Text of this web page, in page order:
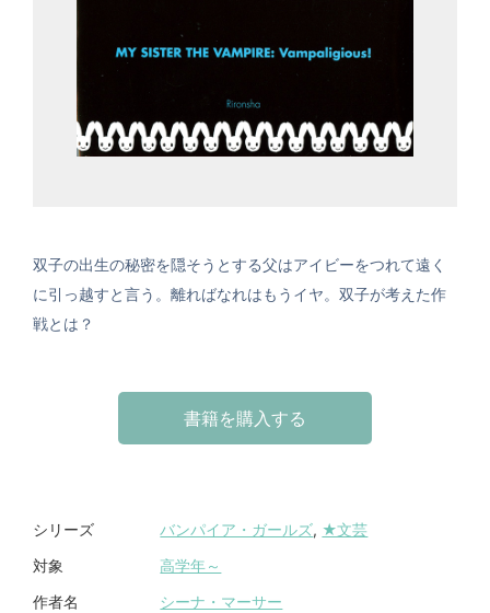
双子の出生の秘密を隠そうとする父はアイビーをつれて遠く
に引っ越すと言う。離ればなれはもうイヤ。双子が考えた作
戦とは？
書籍を購入する
シリーズ バンパイア・ガールズ, ★文芸
対象 高学年～
作者名 シーナ・マーサー